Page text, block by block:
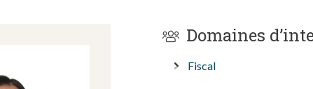
Domaines
Fiscal